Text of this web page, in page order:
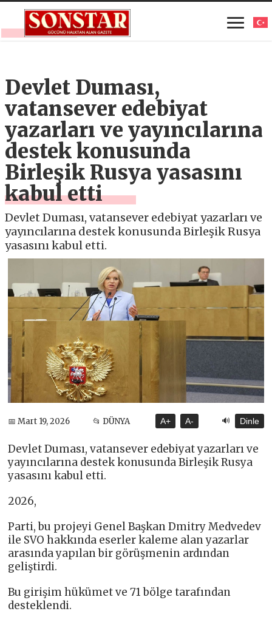
Devlet Duması,
vatansever edebiyat
yazarları ve yayıncılarına
destek konusunda
Birleşik Rusya yasasını
kabul etti
Devlet Duması, vatansever edebiyat yazarları ve
yayıncılarına destek konusunda Birleşik Rusya
yasasını kabul etti.
📅 Mart 19, 2026 📂 DÜNYA A+ A- 🔊 Dinle
Devlet Duması, vatansever edebiyat yazarları ve
yayıncılarına destek konusunda Birleşik Rusya
yasasını kabul etti.
2026,
Parti, bu projeyi Genel Başkan Dmitry Medvedev
ile SVO hakkında eserler kaleme alan yazarlar
arasında yapılan bir görüşmenin ardından
geliştirdi.
Bu girişim hükümet ve 71 bölge tarafından
desteklendi.